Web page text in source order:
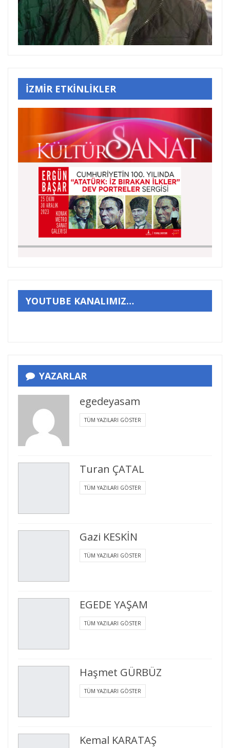
İZMİR ETKİNLİKLER
YOUTUBE KANALIMIZ…
YAZARLAR
egedeyasam
TÜM YAZILARI GÖSTER
Turan ÇATAL
TÜM YAZILARI GÖSTER
Gazi KESKİN
TÜM YAZILARI GÖSTER
EGEDE YAŞAM
TÜM YAZILARI GÖSTER
Haşmet GÜRBÜZ
TÜM YAZILARI GÖSTER
Kemal KARATAŞ